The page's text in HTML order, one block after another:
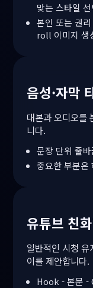
맞는 스타일 선
본인 또는 권
roll 이미지 생
음성·자막
대본과 오디오를
니다.
문장 단위 줄
중요한 부분은
유튜브 친
일반적인 시청
이를 제안합니다.
Hook - 본문 -